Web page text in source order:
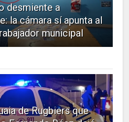
desmiente a
la cámara sí apunta al
municipal
de Rugbiers que